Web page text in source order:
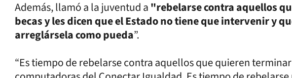
Además, llamó a la juventud a"rebelarse contra aquellos
becas y les dicen que el Estado no tiene que intervenir y
arreglársela como pueda”.
“Es tiempo de rebelarse contra aquellos que quieren